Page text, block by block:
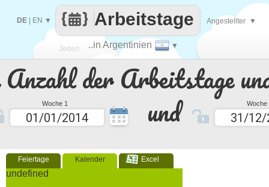
Anzahl der Arbeitstage
Woche 1 und Woche
Feiertage Kalender Excel
undefined
Jeden
Tag
..in Argentinien ▼
Arbeitstage
DE EN ▼ Angestellter ▼